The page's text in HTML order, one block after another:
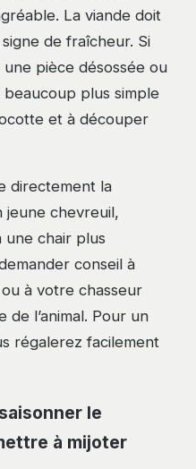
La viande doit
de fraîcheur. Si
pièce désossée ou
beaucoup plus simple
et à découper
directement la
jeune chevreuil,
chair plus
conseil à
à votre chasseur
de l’animal. Pour un
régalerez facilement
le
à mijoter